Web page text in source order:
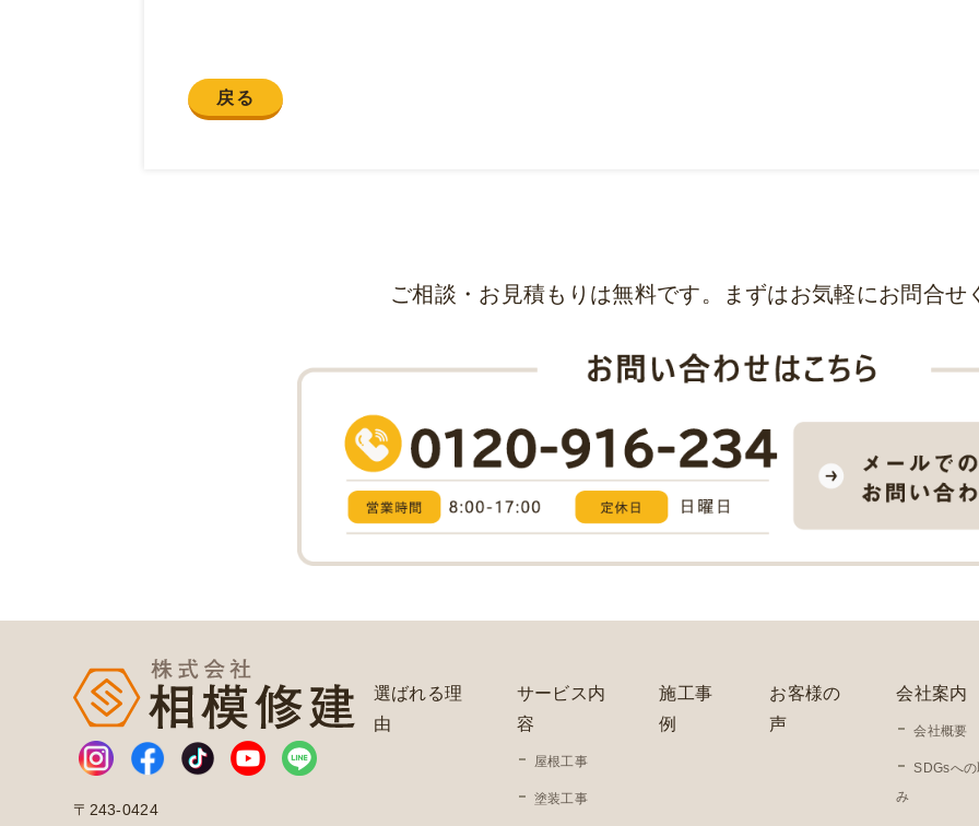
戻る
ご相談・お見積もりは無料です。まずはお気軽にお問合せ
〒243-0424
選ばれる理
由
サービス内
容
屋根工事
塗装工事
施工事
例
お客様の
声
会社案内
会社概要
SDGsへ
み